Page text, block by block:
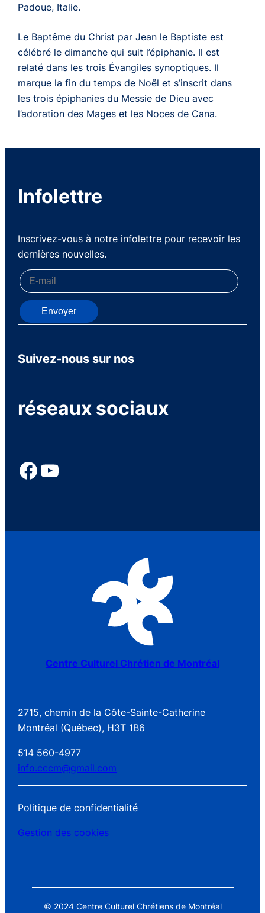
Padoue, Italie.
Le Baptême du Christ par Jean le Baptiste est
célébré le dimanche qui suit l’épiphanie. Il est
relaté dans les trois Évangiles synoptiques. Il
marque la fin du temps de Noël et s’inscrit dans
les trois épiphanies du Messie de Dieu avec
l’adoration des Mages et les Noces de Cana.
Infolettre
Inscrivez-vous à notre infolettre pour recevoir les
dernières nouvelles.
Envoyer
Suivez-nous sur nos
réseaux sociaux
Centre Culturel Chrétien de Montréal
2715, chemin de la Côte-Sainte-Catherine
Montréal (Québec), H3T 1B6
514 560-4977
info.cccm@gmail.com
Politique de confidentialité
Gestion des cookies
© 2024 Centre Culturel Chrétiens de Montréal